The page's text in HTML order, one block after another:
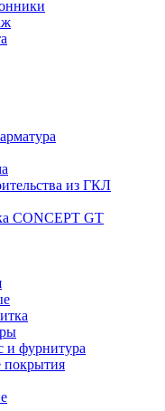
из ГКЛ
CONCEPT GT
и фурнитура
покрытия